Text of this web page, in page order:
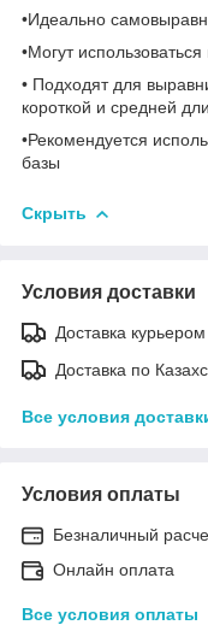
•Идеально
•Могут
• Подходят для
короткой и средней
•Рекомендуется
базы
Скрыть
Условия доставки
Доставка
Доставка по
Все условия
Условия оплаты
Безналичный
Онлайн оплата
Все условия оплаты